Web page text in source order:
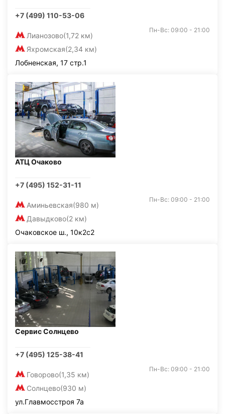
+7 (499) 110-53-06
Лианозово(1,72 км)
Яхромская(2,34 км)
Пн-Вс: 09:00 - 21:00
Лобненская, 17 стр.1
АТЦ Очаково
+7 (495) 152-31-11
Аминьевская(980 м)
Давыдково(2 км)
Пн-Вс: 09:00 - 21:00
Очаковское ш., 10к2с2
Сервис Солнцево
+7 (495) 125-38-41
Говорово(1,35 км)
Солнцево(930 м)
Пн-Вс: 09:00 - 21:00
ул.Главмосстроя 7а